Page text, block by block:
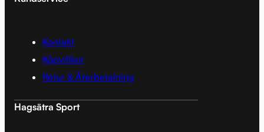
Kontakt
Köpvillkor
Retur & Återbetalning
Hagsätra Sport